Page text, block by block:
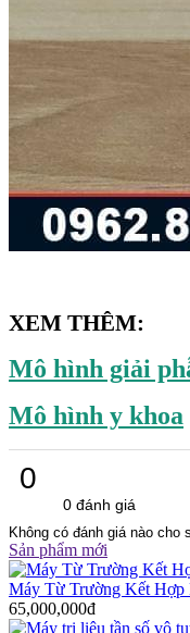
XEM THÊM:
Mô hình giải
Mô hình y khoa
0
0 đánh giá
Không có đánh giá nào cho
Sản phẩm mới
Máy Từ Trường Kết Hợp
65,000,000đ